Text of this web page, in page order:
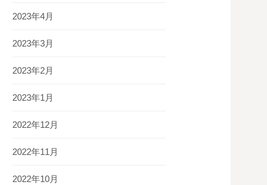
2023年4月
2023年3月
2023年2月
2023年1月
2022年12月
2022年11月
2022年10月